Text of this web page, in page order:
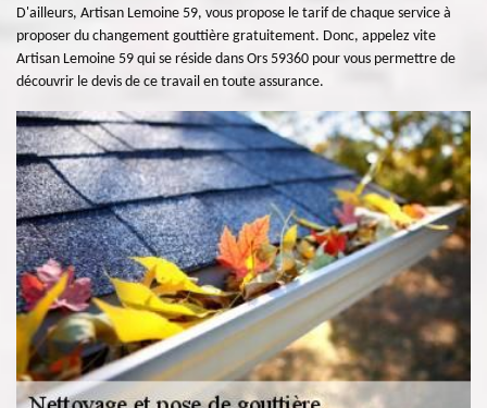
D'ailleurs, Artisan Lemoine 59, vous propose le tarif de chaque service à
proposer du changement gouttière gratuitement. Donc, appelez vite
Artisan Lemoine 59 qui se réside dans Ors 59360 pour vous permettre de
découvrir le devis de ce travail en toute assurance.